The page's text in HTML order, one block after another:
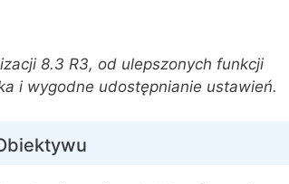
8.3 R3, od ulepszonych funkcji
i wygodne udostępnianie ustawień.